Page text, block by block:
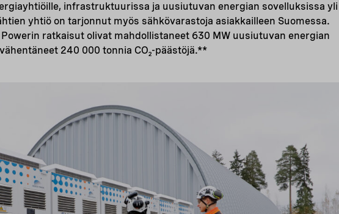
infrastruktuurissa ja uusiutuvan energian sovelluksissa yli
yhtiö on tarjonnut myös sähkövarastoja asiakkailleen Suomessa.
ratkaisut olivat mahdollistaneet 630 MW uusiutuvan energian
240 000 tonnia CO₂-päästöjä.**